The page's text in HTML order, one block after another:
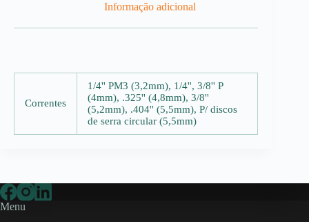
Informação adicional
Correntes
1/4'' PM3 (3,2mm), 1/4'', 3/8'' P
(4mm), .325'' (4,8mm), 3/8''
(5,2mm), .404'' (5,5mm), P/ discos
de serra circular (5,5mm)
Menu